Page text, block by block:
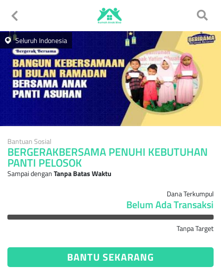
Seluruh Indonesia
Bantuan Sosial
BERGERAKBERSAMA PENUHI KEBUTUHAN
PANTI PELOSOK
Sampai denganTanpa Batas Waktu
Dana Terkumpul
Belum Ada Transaksi
Tanpa Target
BANTU SEKARANG